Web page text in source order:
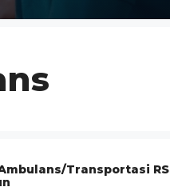
Transportasi RS